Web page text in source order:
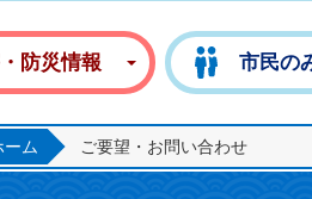
防災情報 市民の
ーム ご要望・お問い合わせ